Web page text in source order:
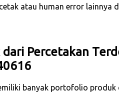
atau human error
Percetakan
banyak portofolio produk